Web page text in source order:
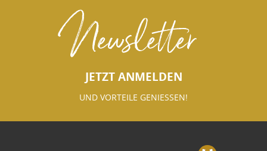
Newsletter
JETZT ANMELDEN
UND VORTEILE GENIESSEN!